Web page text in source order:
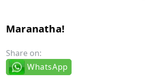
Maranatha!
Share on:
WhatsApp